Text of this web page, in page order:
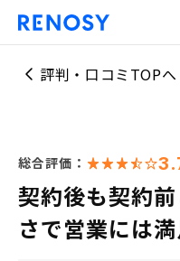
評判・口コミTOPへ
総合評価：
契約後も契約
さで営業には